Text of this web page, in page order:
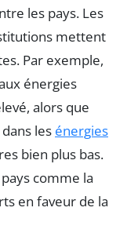
les pays. Les
mettent
Par exemple,
énergies
alors que
les énergies
bien plus bas.
comme la
en faveur de la